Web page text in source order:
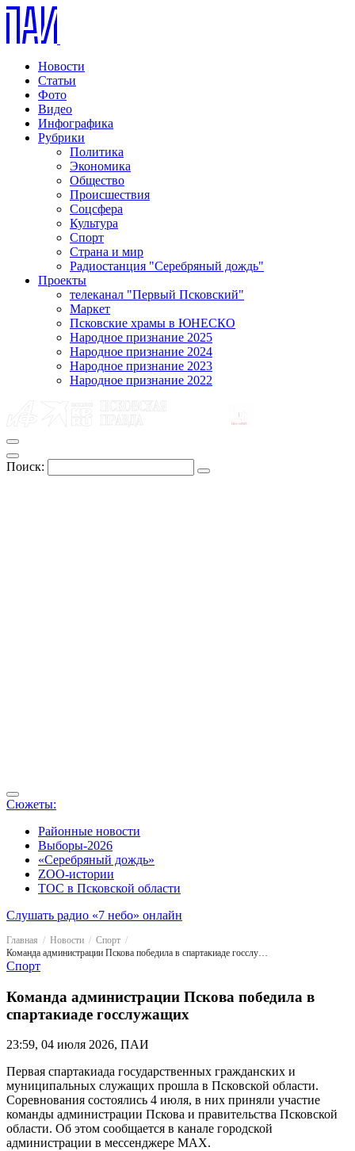
Новости
Статьи
Фото
Видео
Инфографика
Рубрики
Политика
Экономика
Общество
Происшествия
Соцсфера
Культура
Спорт
Страна и мир
Радиостанция "Серебряный дождь"
Проекты
телеканал "Первый Псковский"
Маркет
Псковские храмы в ЮНЕСКО
Народное признание 2025
Народное признание 2024
Народное признание 2023
Народное признание 2022
Поиск:
Сюжеты:
Районные новости
Выборы-2026
«Серебряный дождь»
ZOO-истории
ТОС в Псковской области
Слушать радио «7 небо» онлайн
Главная Новости
Спорт
Команда администрации Пскова победила в спартакиаде госслужащих
Спорт
Команда администрации Пскова победила в
спартакиаде госслужащих
23:59, 04 июля 2026, ПАИ
Первая спартакиада государственных гражданских и
муниципальных служащих прошла в Псковской области.
Соревнования состоялись 4 июля, в них приняли участие
команды администрации Пскова и правительства Псковской
области. Об этом сообщается в канале городской
администрации в мессенджере MAX.